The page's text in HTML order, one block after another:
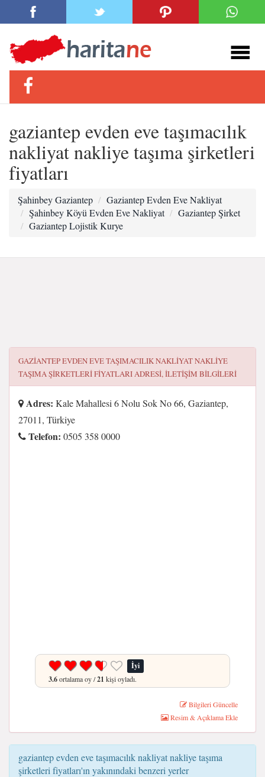
gaziantep evden eve taşımacılık
nakliyat nakliye taşıma şirketleri
fiyatları
Şahinbey Gaziantep
Gaziantep Evden Eve Nakliyat
Şahinbey Köyü Evden Eve Nakliyat
Gaziantep Şirket
Gaziantep Lojistik Kurye
GAZIANTEP EVDEN EVE TAŞIMACILIK NAKLIYAT NAKLIYE
TAŞIMA ŞIRKETLERI FIYATLARIADRESI, ILETIŞIM BILGILERI
Adres: Kale Mahallesi 6 Nolu Sok No 66, Gaziantep,
27011, Türkiye
Telefon: 0505 358 0000
İyi
3.6ortalama oy /21 kişi oyladı.
Bilgileri Güncelle
Resim & Açıklama Ekle
gaziantep evden eve taşımacılık nakliyat nakliye taşıma
şirketleri fiyatları'ın yakınındaki benzeri yerler